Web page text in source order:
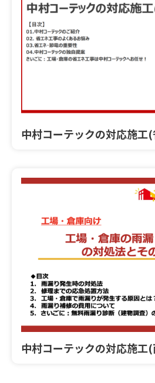
中村コーテックの対応施工
中村コーテックの対応施工